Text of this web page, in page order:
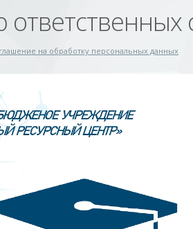
на обработку персональных данных